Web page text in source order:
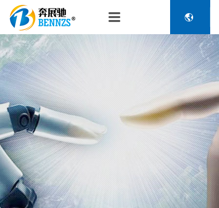

关于奔展驰
企业介绍
专利荣誉
品控理念
生产设备
公司团队
发展历程
产品中心
新能源车辆诊断连接
电池包诊断接头线
压缩机及其它连接
J1962 OBD2系列
金属OBD2接头线
塑胶OBD2接头线
汽车诊断连接
汽油车诊断接头
传感器示波线
传感器检测线
重卡工程车辆诊断连接
新闻中心
公司新闻
行业动态
人力资源
人才政策
招聘信息
10年专注汽车/柴油重卡/SCR尿素泵/摩托车诊断仪器配
套连接方案,理疗仪器创新配套连接方案.为顺应行业发
展趋势，不断研发创新。创新卓越品质致力于服务提升
您的品牌价值。